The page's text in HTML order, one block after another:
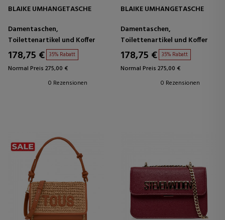
BLAIKE UMHÄNGETASCHE
Damentaschen,
Toilettenartikel und Koffer
178,75 € 35% Rabatt
Normal Preis 275,00 €
0 Rezensionen
BLAIKE UMHÄNGETASCHE
Damentaschen,
Toilettenartikel und Koffer
178,75 € 35% Rabatt
Normal Preis 275,00 €
0 Rezensionen